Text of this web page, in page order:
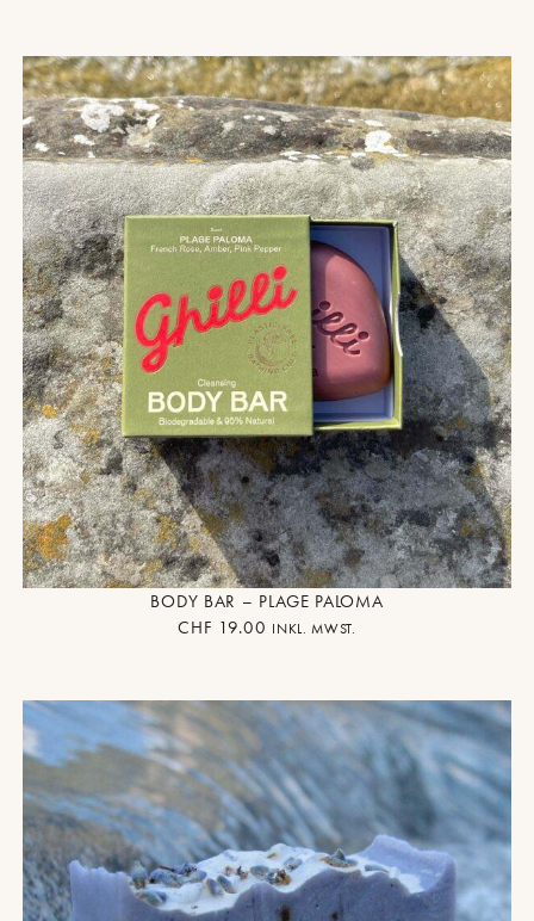
BODY BAR – PLAGE PALOMA
CHF 19.00 INKL. MWST.